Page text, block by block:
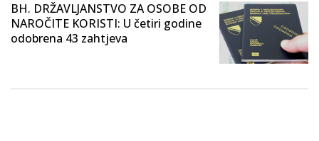
BH. DRŽAVLJANSTVO ZA OSOBE OD
NAROČITE KORISTI: U četiri godine
odobrena 43 zahtjeva